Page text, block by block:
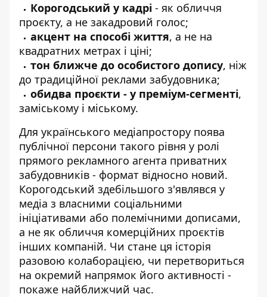
Корогодський у кадрі - як обличчя
проєкту, а не закадровий голос;
акцент на способі життя, а не на
квадратних метрах і ціні;
тон ближче до особистого допису, ніж
до традиційної реклами забудовника;
обидва проєкти - у преміум-сегменті,
заміському і міському.
Для українського медіапростору поява
публічної персони такого рівня у ролі
прямого рекламного агента приватних
забудовників - формат відносно новий.
Корогодський здебільшого з'являвся у
медіа з власними соціальними
ініціативами або полемічними дописами,
а не як обличчя комерційних проєктів
інших компаній. Чи стане ця історія
разовою колаборацією, чи перетвориться
на окремий напрямок його активності -
покаже найближчий час.